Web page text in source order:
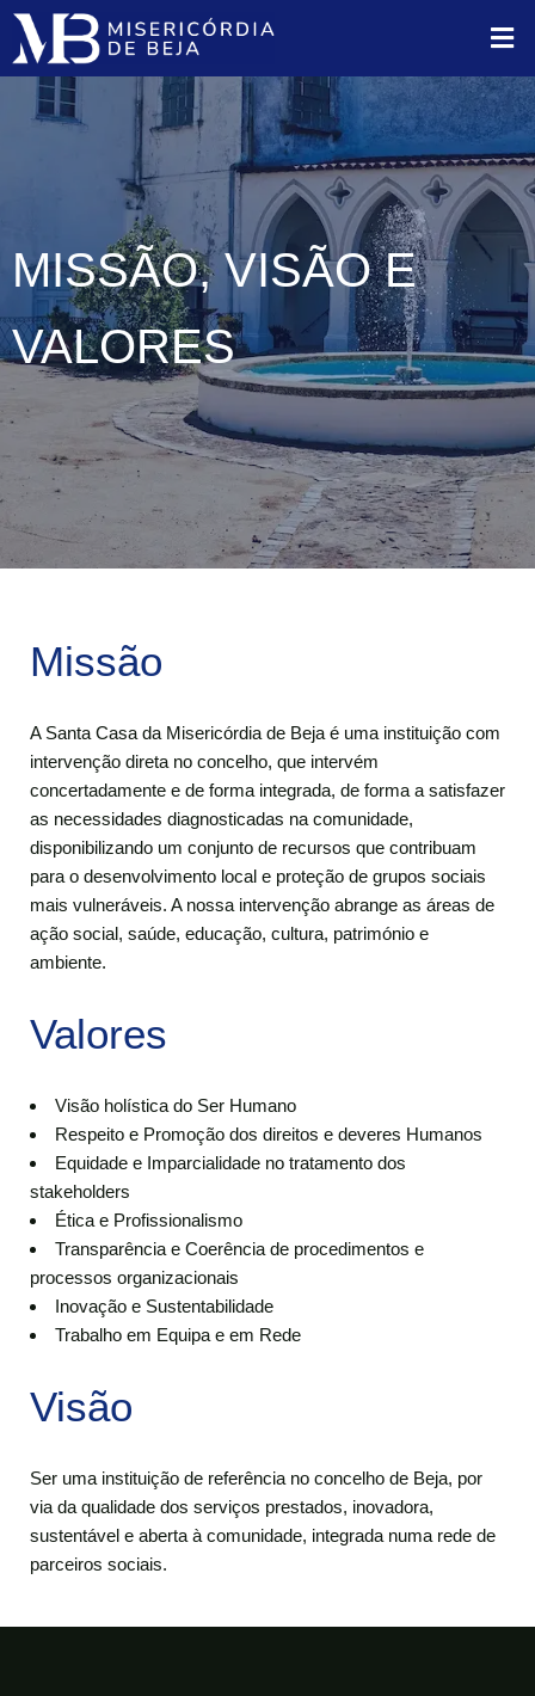
MISSÃO, VISÃO E
VALORES
Missão
A Santa Casa da Misericórdia de Beja é uma instituição com
intervenção direta no concelho, que intervém
concertadamente e de forma integrada, de forma a satisfazer
as necessidades diagnosticadas na comunidade,
disponibilizando um conjunto de recursos que contribuam
para o desenvolvimento local e proteção de grupos sociais
mais vulneráveis. A nossa intervenção abrange as áreas de
ação social, saúde, educação, cultura, património e
ambiente.
Valores
Visão holística do Ser Humano
Respeito e Promoção dos direitos e deveres Humanos
Equidade e Imparcialidade no tratamento dos
stakeholders
Ética e Profissionalismo
Transparência e Coerência de procedimentos e
processos organizacionais
Inovação e Sustentabilidade
Trabalho em Equipa e em Rede
Visão
Ser uma instituição de referência no concelho de Beja, por
via da qualidade dos serviços prestados, inovadora,
sustentável e aberta à comunidade, integrada numa rede de
parceiros sociais.